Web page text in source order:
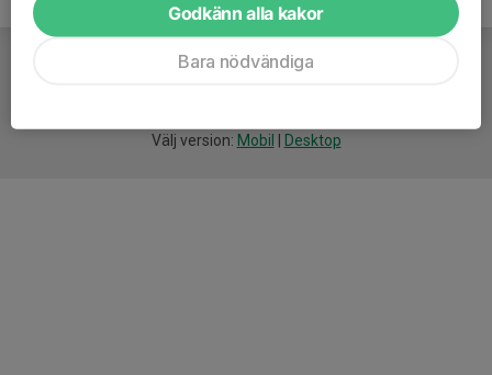
Välj version: Mobil Desktop
Godkänn alla kakor
Bara nödvändiga